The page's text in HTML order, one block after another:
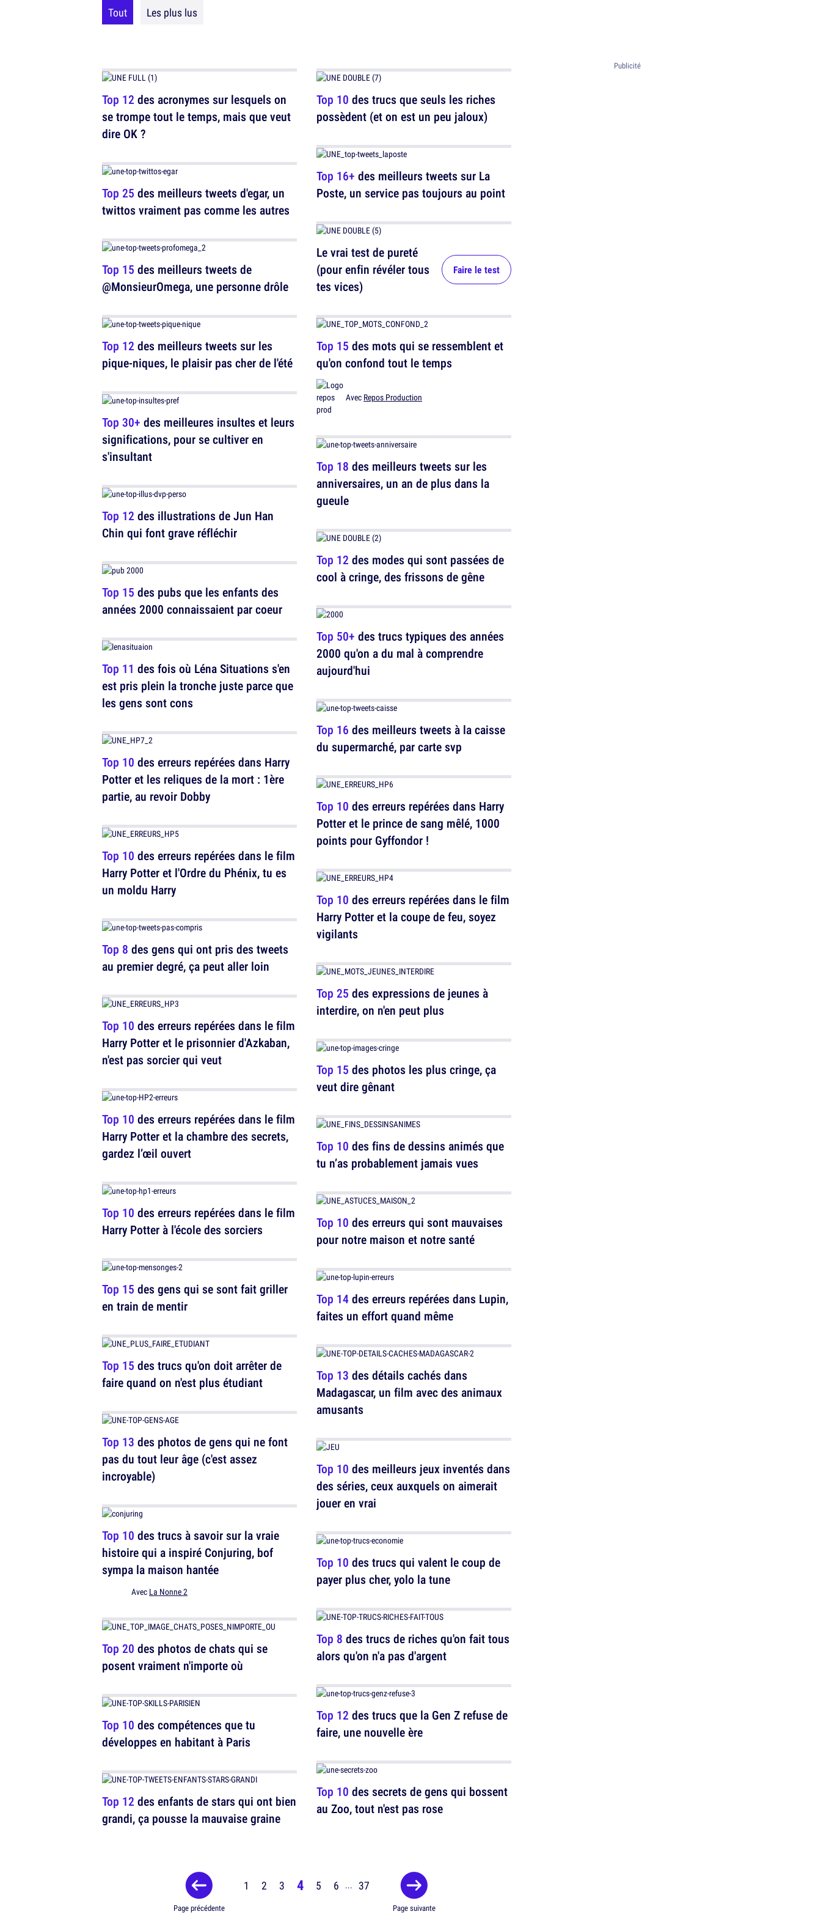
Tout Les plus lus
Top 12 des acronymes sur lesquels on
se trompe tout le temps, mais que veut
dire OK ?
Top 25 des meilleurs tweets d'egar, un
twittos vraiment pas comme les autres
Top 15 des meilleurs tweets de
@MonsieurOmega, une personne drôle
Top 12 des meilleurs tweets sur les
pique-niques, le plaisir pas cher de l'été
Top 30+ des meilleures insultes et leurs
significations, pour se cultiver en
s'insultant
Top 12 des illustrations de Jun Han
Chin qui font grave réfléchir
Top 15 des pubs que les enfants des
années 2000 connaissaient par coeur
Top 11 des fois où Léna Situations s'en
est pris plein la tronche juste parce que
les gens sont cons
Top 10 des erreurs repérées dans Harry
Potter et les reliques de la mort : 1ère
partie, au revoir Dobby
Top 10 des erreurs repérées dans le film
Harry Potter et l'Ordre du Phénix, tu es
un moldu Harry
Top 8 des gens qui ont pris des tweets
au premier degré, ça peut aller loin
Top 10 des erreurs repérées dans le film
Harry Potter et le prisonnier d'Azkaban,
n'est pas sorcier qui veut
Top 10 des erreurs repérées dans le film
Harry Potter et la chambre des secrets,
gardez l’œil ouvert
Top 10 des erreurs repérées dans le film
Harry Potter à l'école des sorciers
Top 15 des gens qui se sont fait griller
en train de mentir
Top 15 des trucs qu'on doit arrêter de
faire quand on n'est plus étudiant
Top 13 des photos de gens qui ne font
pas du tout leur âge (c'est assez
incroyable)
Top 10 des trucs à savoir sur la vraie
histoire qui a inspiré Conjuring, bof
sympa la maison hantée
Avec La Nonne 2
Top 20 des photos de chats qui se
posent vraiment n'importe où
Top 10 des compétences que tu
développes en habitant à Paris
Top 12 des enfants de stars qui ont bien
grandi, ça pousse la mauvaise graine
Top 10 des trucs que seuls les riches
possèdent (et on est un peu jaloux)
Top 16+ des meilleurs tweets sur La
Poste, un service pas toujours au point
Le vrai test de pureté
(pour enfin révéler tous
tes vices)
Faire le test
Top 15 des mots qui se ressemblent et
qu'on confond tout le temps
Avec Repos Production
Top 18 des meilleurs tweets sur les
anniversaires, un an de plus dans la
gueule
Top 12 des modes qui sont passées de
cool à cringe, des frissons de gêne
Top 50+ des trucs typiques des années
2000 qu'on a du mal à comprendre
aujourd'hui
Top 16 des meilleurs tweets à la caisse
du supermarché, par carte svp
Top 10 des erreurs repérées dans Harry
Potter et le prince de sang mêlé, 1000
points pour Gyffondor !
Top 10 des erreurs repérées dans le film
Harry Potter et la coupe de feu, soyez
vigilants
Top 25 des expressions de jeunes à
interdire, on n'en peut plus
Top 15 des photos les plus cringe, ça
veut dire gênant
Top 10 des fins de dessins animés que
tu n’as probablement jamais vues
Top 10 des erreurs qui sont mauvaises
pour notre maison et notre santé
Top 14des erreurs repérées dans Lupin,
faites un effort quand même
Top 13 des détails cachés dans
Madagascar, un film avec des animaux
amusants
Top 10 des meilleurs jeux inventés dans
des séries, ceux auxquels on aimerait
jouer en vrai
Top 10 des trucs qui valent le coup de
payer plus cher, yolo la tune
Top 8 des trucs de riches qu'on fait tous
alors qu'on n'a pas d'argent
Top 12 des trucs que la Gen Z refuse de
faire, une nouvelle ère
Top 10 des secrets de gens qui bossent
au Zoo, tout n'est pas rose
Page précédente
1 2 3 4 5 6 ... 37
Page suivante